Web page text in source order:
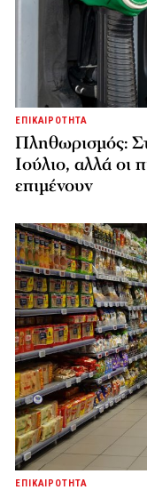
ΕΠΙΚΑΙΡΟΤΗΤΑ
Πληθωρισμός:
Ιούλιο, αλλά οι
επιμένουν
ΕΠΙΚΑΙΡΟΤΗΤΑ